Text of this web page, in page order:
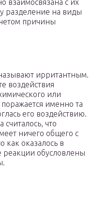
взаимосвязана с их
разделение на виды
причины
ирритантным.
воздействия
или
именно та
его воздействию.
что
ничего общего с
как оказалось в
обусловлены